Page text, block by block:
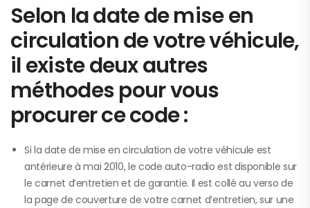
Selon la date de mise en
circulation de votre véhicule,
il existe deux autres
méthodes pour vous
procurer ce code :
Si la date de mise en circulation de votre véhicule est
antérieure à mai 2010, le code auto-radio est disponible sur
le carnet d’entretien et de garantie. Il est collé au verso de
la page de couverture de votre carnet d’entretien, sur une